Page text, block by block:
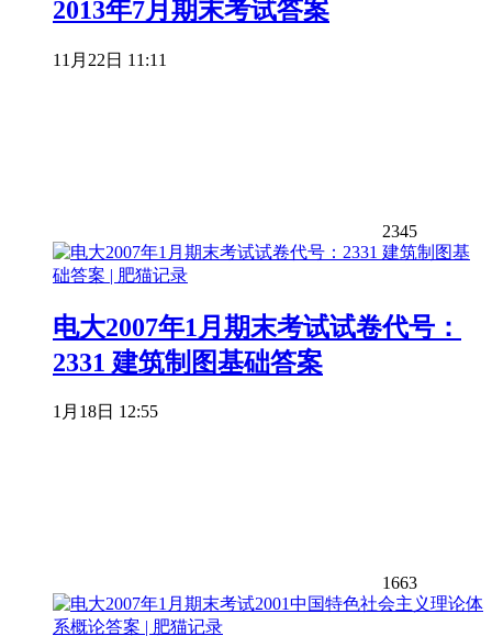
2013年7月期末考试答案
11月22日 11:11
2345
电大2007年1月期末考试试卷代号：
2331 建筑制图基础答案
1月18日 12:55
1663